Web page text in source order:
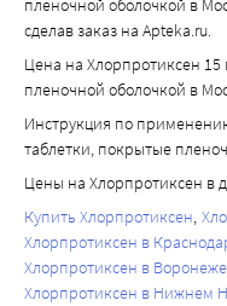
лактазы или глюкозо-
дефицит сахаразы/
пленочной оболочкой в
сделав заказ на Apteka.ru.
Цена на Хлорпротиксен
пленочной оболочкой в
Инструкция по
таблетки, покрытые
Цены на Хлорпротиксен в
Купить Хлорпротиксен
Хлорпротиксен в
Хлорпротиксен в Воронеже
Хлорпротиксен в Нижнем